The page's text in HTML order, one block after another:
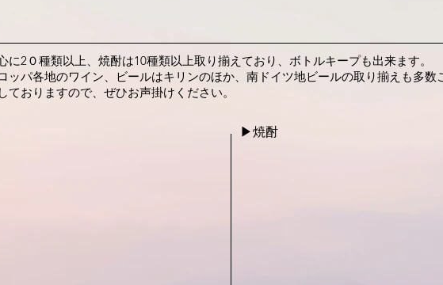
に2０種類以上、焼酎は10種類以上取り揃えており、ボトルキープも出来ます。
ッパ各地のワイン、ビールはキリンのほか、南ドイツ地ビールの取り揃えも多数
おりますので、ぜひお声掛けください。
▶︎​焼酎